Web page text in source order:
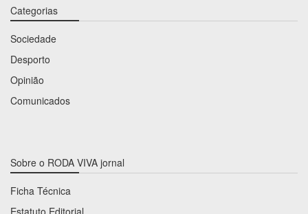
Categorias
Sociedade
Desporto
Opinião
Comunicados
Sobre o RODA VIVA jornal
Ficha Técnica
Estatuto Editorial